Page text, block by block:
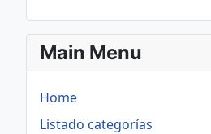
Main Menu
Home
Listado categorías